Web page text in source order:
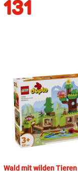
131
Wald mit wilden Tieren